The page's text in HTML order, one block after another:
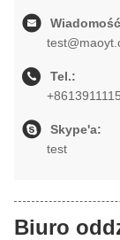
Tel.:
Skype'a:
test
Biuro